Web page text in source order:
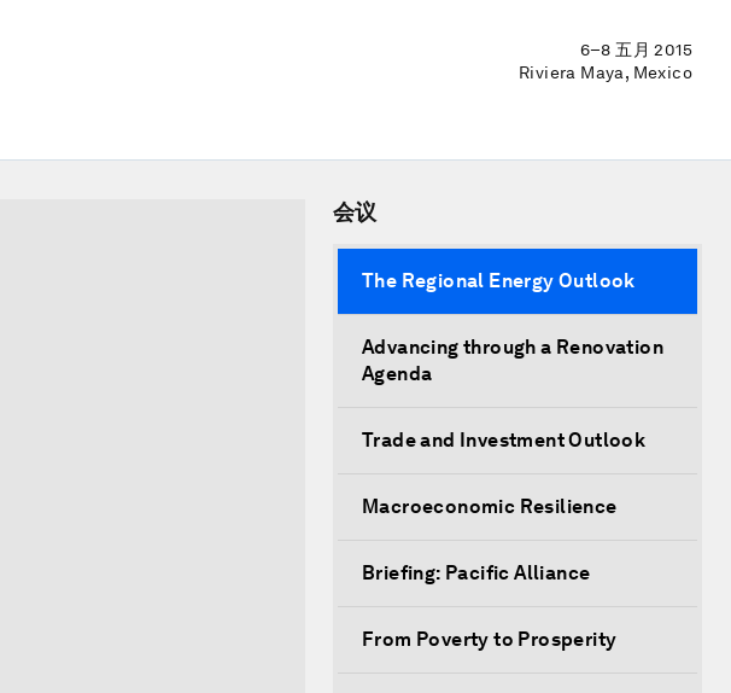
6–8 五月 2015
Riviera Maya, Mexico
会议
The Regional Energy Outlook
Advancing through a Renovation
Agenda
Trade and Investment Outlook
Macroeconomic Resilience
Briefing: Pacific Alliance
From Poverty to Prosperity